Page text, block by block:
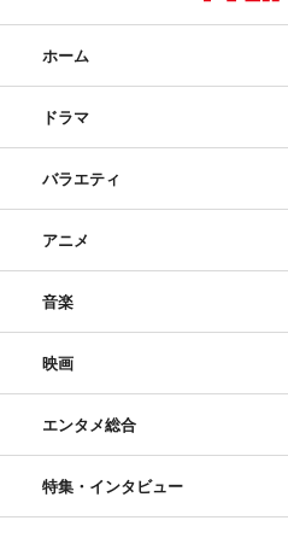
ホーム
ドラマ
バラエティ
アニメ
音楽
映画
エンタメ総合
特集・インタビュー